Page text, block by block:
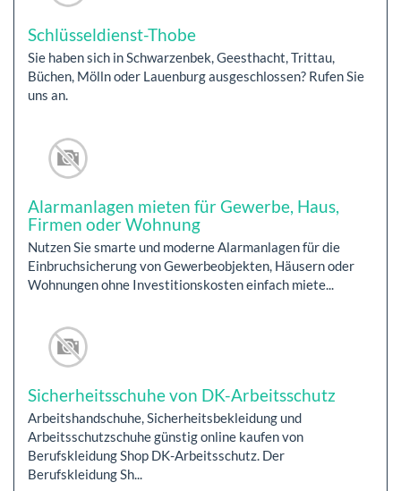
Schlüsseldienst-Thobe
Sie haben sich in Schwarzenbek, Geesthacht, Trittau,
Büchen, Mölln oder Lauenburg ausgeschlossen? Rufen Sie
uns an.
Alarmanlagen mieten für Gewerbe, Haus,
Firmen oder Wohnung
Nutzen Sie smarte und moderne Alarmanlagen für die
Einbruchsicherung von Gewerbeobjekten, Häusern oder
Wohnungen ohne Investitionskosten einfach miete...
Sicherheitsschuhe von DK-Arbeitsschutz
Arbeitshandschuhe, Sicherheitsbekleidung und
Arbeitsschutzschuhe günstig online kaufen von
Berufskleidung Shop DK-Arbeitsschutz. Der
Berufskleidung Sh...